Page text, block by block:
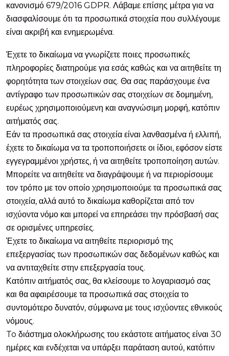
κανονισμό 679/2016 GDPR. Λάβαμε επίσης μέτρα για να
διασφαλίσουμε ότι τα προσωπικά στοιχεία που συλλέγουμε
είναι ακριβή και ενημερωμένα.
Έχετε το δικαίωμα να γνωρίζετε ποιες προσωπικές
πληροφορίες διατηρούμε για εσάς καθώς και να αιτηθείτε τη
φορητότητα των στοιχείων σας. Θα σας παράσχουμε ένα
αντίγραφο των προσωπικών σας στοιχείων σε δομημένη,
ευρέως χρησιμοποιούμενη και αναγνώσιμη μορφή, κατόπιν
αιτήματός σας.
Εάν τα προσωπικά σας στοιχεία είναι λανθασμένα ή ελλιπή,
έχετε το δικαίωμα να τα τροποποιήσετε οι ίδιοι, εφόσον είστε
εγγεγραμμένοι χρήστες, ή να αιτηθείτε τροποποίηση αυτών.
Μπορείτε να αιτηθείτε να διαγράψουμε ή να περιορίσουμε
τον τρόπο με τον οποίο χρησιμοποιούμε τα προσωπικά σας
στοιχεία, αλλά αυτό το δικαίωμα καθορίζεται από τον
ισχύοντα νόμο και μπορεί να επηρεάσει την πρόσβασή σας
σε ορισμένες υπηρεσίες.
Έχετε το δικαίωμα να αιτηθείτε περιορισμό της
επεξεργασίας των προσωπικών σας δεδομένων καθώς και
να αντιταχθείτε στην επεξεργασία τους.
Κατόπιν αιτήματός σας, θα κλείσουμε το λογαριασμό σας
και θα αφαιρέσουμε τα προσωπικά σας στοιχεία το
συντομότερο δυνατόν, σύμφωνα με τους ισχύοντες εθνικούς
νόμους.
To διάστημα ολοκλήρωσης του εκάστοτε αιτήματος είναι 30
ημέρες και ενδέχεται να υπάρξει παράταση αυτού, κατόπιν